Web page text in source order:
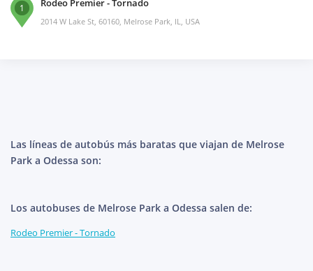
1 Rodeo Premier - Tornado
2014 W Lake St, 60160, Melrose Park, IL, USA
Las líneas de autobús más baratas que viajan de Melrose
Park a Odessa son:
Los autobuses de Melrose Park a Odessa salen de:
Rodeo Premier - Tornado